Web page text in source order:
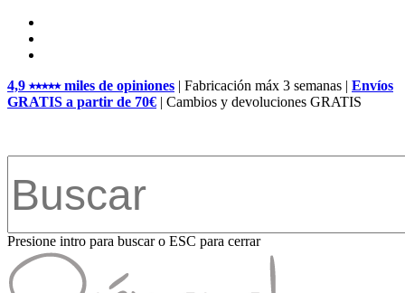
Skip
main
4,9 ⭑⭑⭑⭑⭑ miles de opiniones | Fabricación máx 3 semanas | Envíos
GRATIS a partir de 70€ | Cambios y devoluciones GRATIS
Presione intro para buscar o ESC para cerrar
Close
Search